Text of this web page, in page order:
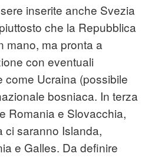
inserite anche Svezia
che la Repubblica
mano, ma pronta a
con eventuali
come Ucraina (possibile
bosniaca. In terza
Romania e Slovacchia,
ci saranno Islanda,
e Galles. Da definire